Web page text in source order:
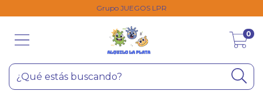
Grupo JUEGOS LPR
0